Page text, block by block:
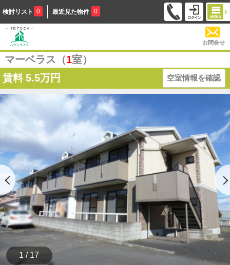
検討リスト 0 最近見た物件 0
お問合せ
マーベラス（1室）
賃料 5.5万円 空室情報を確認
1 / 17